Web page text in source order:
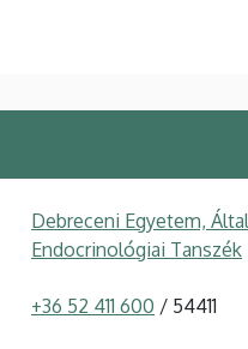
Debreceni Egyetem,
Endocrinológiai Tanszék
+36 52 411 600 / 54411